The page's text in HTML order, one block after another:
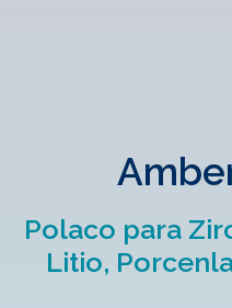
Polaco para
Litio,